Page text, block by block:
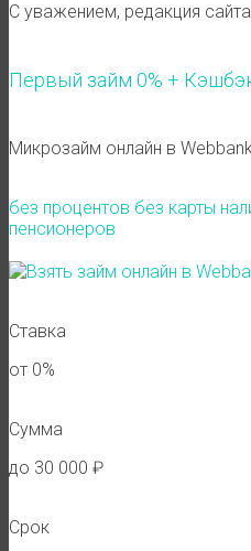
С уважением, редакция
Первый займ 0% +
Микрозайм онлайн в
без процентов без карты
пенсионеров
Ставка
от 0%
Сумма
до 30 000 ₽
Срок